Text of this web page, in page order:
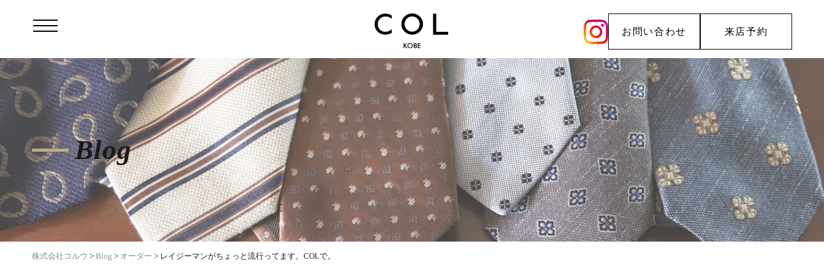
お問い合わせ 来店予約
Blog
株式会社コルウ > Blog > オーダー > レイジーマンがちょっと流行ってます。COLで。